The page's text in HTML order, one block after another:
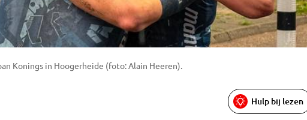
Konings in Hoogerheide (foto: Alain Heeren).
Hulp bij lezen